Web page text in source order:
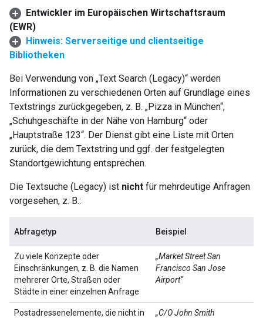
Entwickler im Europäischen Wirtschaftsraum
(EWR)
Hinweis: Serverseitige und clientseitige
Bibliotheken
Bei Verwendung von „Text Search (Legacy)“ werden
Informationen zu verschiedenen Orten auf Grundlage eines
Textstrings zurückgegeben, z. B. „Pizza in München“,
„Schuhgeschäfte in der Nähe von Hamburg“ oder
„Hauptstraße 123“. Der Dienst gibt eine Liste mit Orten
zurück, die dem Textstring und ggf. der festgelegten
Standortgewichtung entsprechen.
Die Textsuche (Legacy) ist nicht für mehrdeutige Anfragen
vorgesehen, z. B.:
Abfragetyp Beispiel
Zu viele Konzepte oder
Einschränkungen, z. B. die Namen
mehrerer Orte, Straßen oder
Städte in einer einzelnen Anfrage
„Market Street San
Francisco San Jose
Airport“
Postadressenelemente, die nicht in
„C/O John Smith